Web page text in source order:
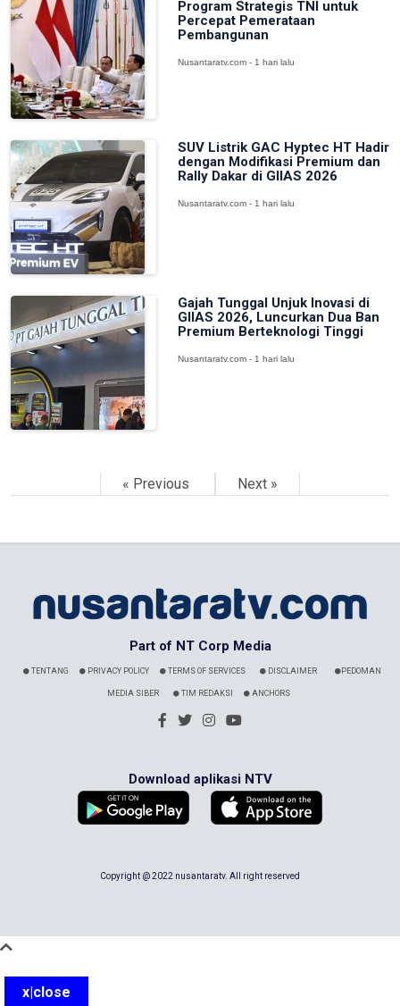
Program Strategis TNI untuk
Percepat Pemerataan
Pembangunan
Nusantaratv.com - 1 hari lalu
SUV Listrik GAC Hyptec HT Hadir
dengan Modifikasi Premium dan
Rally Dakar di GIIAS 2026
Nusantaratv.com - 1 hari lalu
Gajah Tunggal Unjuk Inovasi di
GIIAS 2026, Luncurkan Dua Ban
Premium Berteknologi Tinggi
Nusantaratv.com - 1 hari lalu
« Previous Next »
Part of NT Corp Media
TENTANG PRIVACY POLICY TERMS OF SERVICES DISCLAIMER PEDOMAN
MEDIA SIBER TIM REDAKSI ANCHORS
Download aplikasi NTV
Copyright @ 2022 nusantaratv. All right reserved
x|close